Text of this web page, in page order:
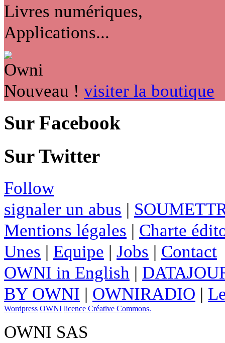
Livres numériques,
Applications...
Nouveau ! visiter la boutique
Sur Facebook
Sur Twitter
Follow
signaler un abus |
Mentions légales | Charte
Unes | Equipe | Jobs | Contact
OWNI in English |
BY OWNI | OWNIRADIO |
Wordpress OWNI licence Créative Commons.
OWNI SAS